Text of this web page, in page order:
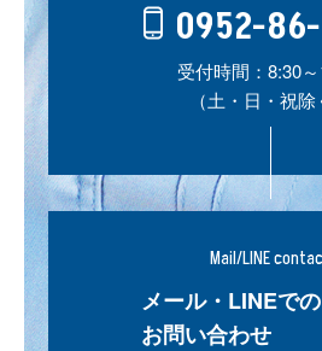
0952-
受付時間：8:30
（土・日・祝除
Mail/LINE
メール・LINEでの
お問い合わせ